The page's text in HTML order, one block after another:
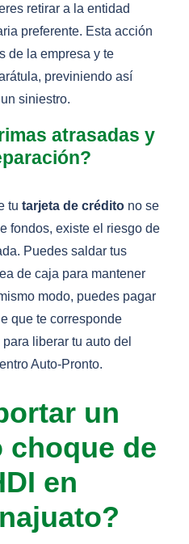
retirar a la entidad
preferente. Esta acción
de la empresa y te
previniendo así
siniestro.
atrasadas y
tu tarjeta de crédito no se
fondos, existe el riesgo de
Puedes saldar tus
de caja para mantener
modo, puedes pagar
que te corresponde
liberar tu auto del
Auto-Pronto.
un
de
en